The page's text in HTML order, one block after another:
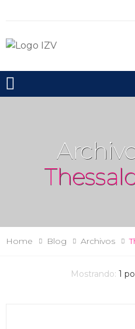
Toggle mobile
Home Blog Archivos
Mostrando: 1